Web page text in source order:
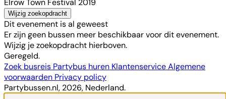
Elrow Town Festival 2019
Wijzig zoekopdracht
Dit evenement is al geweest
Er zijn geen bussen meer beschikbaar voor dit evenement.
Wijzig je zoekopdracht hierboven.
Geregeld.
Zoek busreis Partybus huren KlantenserviceAlgemene
voorwaarden Privacy policy
Partybussen.nl, 2026, Nederland.